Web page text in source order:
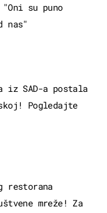
su puno
nas"
iz SAD-a postala
Pogledajte
restorana
mreže! Za